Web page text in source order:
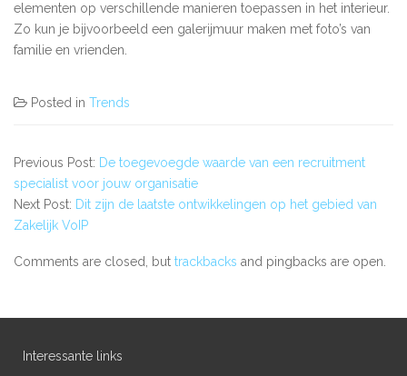
elementen op verschillende manieren toepassen in het interieur.
Zo kun je bijvoorbeeld een galerijmuur maken met foto’s van
familie en vrienden.
Posted in Trends
Previous Post: De toegevoegde waarde van een recruitment
specialist voor jouw organisatie
Next Post: Dit zijn de laatste ontwikkelingen op het gebied van
Zakelijk VoIP
Comments are closed, but trackbacks and pingbacks are open.
Interessante links